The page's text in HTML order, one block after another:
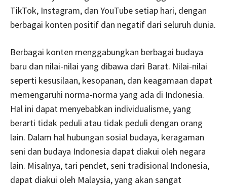
TikTok, Instagram, dan YouTube setiap hari, dengan
berbagai konten positif dan negatif dari seluruh dunia.
Berbagai konten menggabungkan berbagai budaya
baru dan nilai-nilai yang dibawa dari Barat. Nilai-nilai
seperti kesusilaan, kesopanan, dan keagamaan dapat
memengaruhi norma-norma yang ada di Indonesia.
Hal ini dapat menyebabkan individualisme, yang
berarti tidak peduli atau tidak peduli dengan orang
lain. Dalam hal hubungan sosial budaya, keragaman
seni dan budaya Indonesia dapat diakui oleh negara
lain. Misalnya, tari pendet, seni tradisional Indonesia,
dapat diakui oleh Malaysia, yang akan sangat